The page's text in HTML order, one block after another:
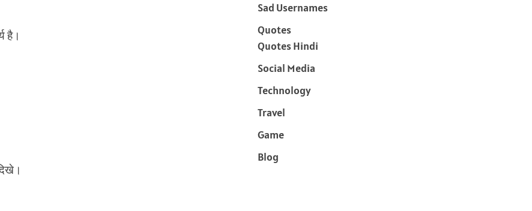
है।
Sad Usernames
Quotes
Quotes Hindi
Social Media
Technology
Travel
Game
Blog